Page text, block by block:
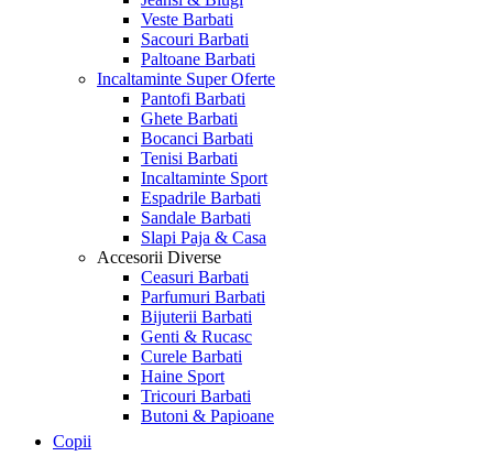
Veste Barbati
Sacouri Barbati
Paltoane Barbati
Incaltaminte Super Oferte
Pantofi Barbati
Ghete Barbati
Bocanci Barbati
Tenisi Barbati
Incaltaminte Sport
Espadrile Barbati
Sandale Barbati
Slapi Paja & Casa
Accesorii Diverse
Ceasuri Barbati
Parfumuri Barbati
Bijuterii Barbati
Genti & Rucasc
Curele Barbati
Haine Sport
Tricouri Barbati
Butoni & Papioane
Copii